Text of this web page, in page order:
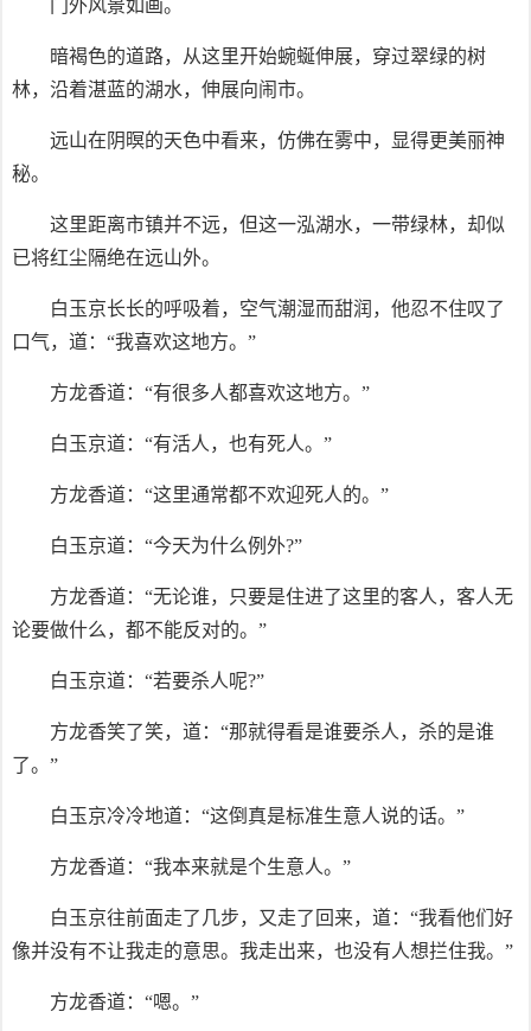
门外风景如画。
暗褐色的道路，从这里开始蜿蜒伸展，穿过翠绿的树
林，沿着湛蓝的湖水，伸展向闹市。
远山在阴暝的天色中看来，仿佛在雾中，显得更美丽神
秘。
这里距离市镇并不远，但这一泓湖水，一带绿林，却似
已将红尘隔绝在远山外。
白玉京长长的呼吸着，空气潮湿而甜润，他忍不住叹了
口气，道：“我喜欢这地方。”
方龙香道：“有很多人都喜欢这地方。”
白玉京道：“有活人，也有死人。”
方龙香道：“这里通常都不欢迎死人的。”
白玉京道：“今天为什么例外?”
方龙香道：“无论谁，只要是住进了这里的客人，客人无
论要做什么，都不能反对的。”
白玉京道：“若要杀人呢?”
方龙香笑了笑，道：“那就得看是谁要杀人，杀的是谁
了。”
白玉京冷冷地道：“这倒真是标准生意人说的话。”
方龙香道：“我本来就是个生意人。”
白玉京往前面走了几步，又走了回来，道：“我看他们好
像并没有不让我走的意思。我走出来，也没有人想拦住我。”
方龙香道：“嗯。”